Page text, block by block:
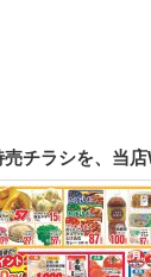
チラシを、当